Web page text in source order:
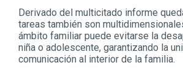
Derivado del multicitado informe
tareas también son
ámbito familiar puede evitarse la
niña o adolescente, garantizando la
comunicación al interior de la familia.